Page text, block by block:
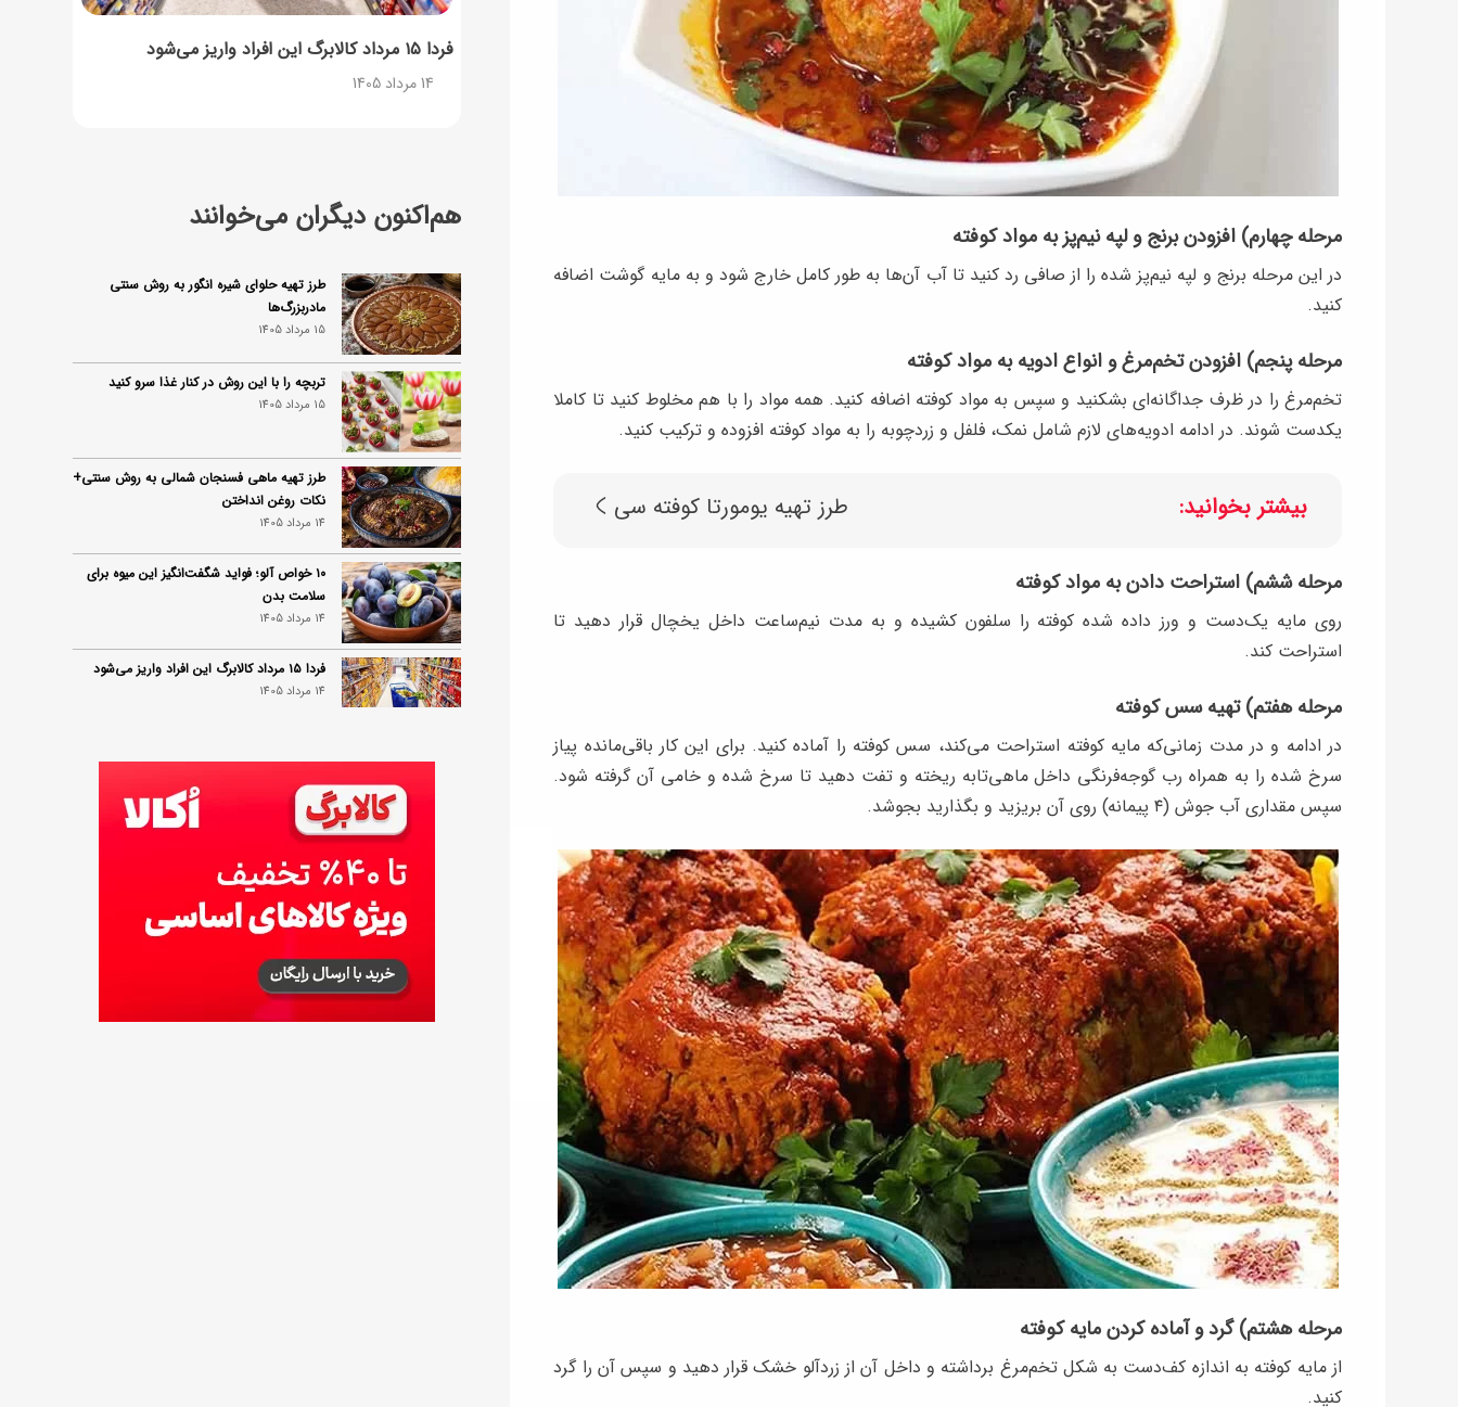
مرحله چهارم) افزودن برنج و لپه نیم‌پز به مواد کوفته
در این مرحله برنج و لپه نیم‌پز شده را از صافی رد کنید تا آب آن‌ها به طور کامل خارج شود و به مایه گوشت اضافه
کنید.
مرحله پنجم) افزودن تخم‌مرغ و انواع ادویه به مواد کوفته
تخم‌مرغ را در ظرف جداگانه‌ای بشکنید و سپس به مواد کوفته اضافه کنید. همه مواد را با هم مخلوط کنید تا کاملا
یکدست شوند. در ادامه ادویه‌های لازم شامل نمک، فلفل و زردچوبه را به مواد کوفته افزوده و ترکیب کنید.
بیشتر بخوانید: طرز تهیه یومورتا کوفته سی
مرحله ششم) استراحت دادن به مواد کوفته
روی مایه یک‌دست و ورز داده شده کوفته را سلفون کشیده و به مدت نیم‌ساعت داخل یخچال قرار دهید تا
استراحت کند.
مرحله هفتم) تهیه سس کوفته
در ادامه و در مدت زمانی‌که مایه کوفته استراحت می‌کند، سس کوفته را آماده کنید. برای این کار باقی‌مانده پیاز
سرخ شده را به همراه رب گوجه‌فرنگی داخل ماهی‌تابه ریخته و تفت دهید تا سرخ شده و خامی آن گرفته شود.
سپس مقداری آب جوش (۴ پیمانه) روی آن بریزید و بگذارید بجوشد.
مرحله هشتم) گرد و آماده کردن مایه کوفته
از مایه کوفته به اندازه کف‌دست به شکل تخم‌مرغ برداشته و داخل آن از زردآلو خشک قرار دهید و سپس آن را گرد
کنید.
فردا ۱۵ مرداد کالابرگ این افراد واریز می‌شود
14 مرداد 1405
هم‌اکنون دیگران می‌خوانند
طرز تهیه حلوای شیره انگور به روش سنتی
مادربزرگ‌ها
15 مرداد 1405
تربچه را با این روش در کنار غذا سرو کنید
15 مرداد 1405
طرز تهیه ماهی فسنجان شمالی به روش سنتی+
نکات روغن انداختن
14 مرداد 1405
۱۰ خواص آلو؛ فواید شگفت‌انگیز این میوه برای
سلامت بدن
14 مرداد 1405
فردا ۱۵ مرداد کالابرگ این افراد واریز می‌شود
14 مرداد 1405
زمان شارژ کالابرگ تغییر کرد؛ جزئیات برنامه
جدید واریز اعتبار در مرداد
14 مرداد 1405
توصیه‌های مهم برای دفع انواع حشرات در خانه
14 مرداد 1405
طرز تهیه آلبالو شور خانگی؛ خوش‌رنگ و بدون
کپک
14 مرداد 1405